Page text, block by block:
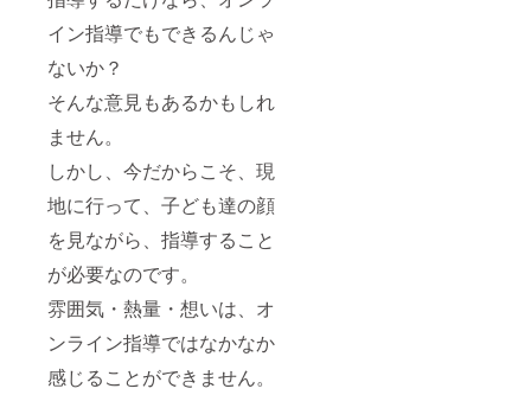
イン指導でもできるんじゃ
ないか？
そんな意見もあるかもしれ
ません。
しかし、今だからこそ、現
地に行って、子ども達の顔
を見ながら、指導すること
が必要なのです。
雰囲気・熱量・想いは、オ
ンライン指導ではなかなか
感じることができません。